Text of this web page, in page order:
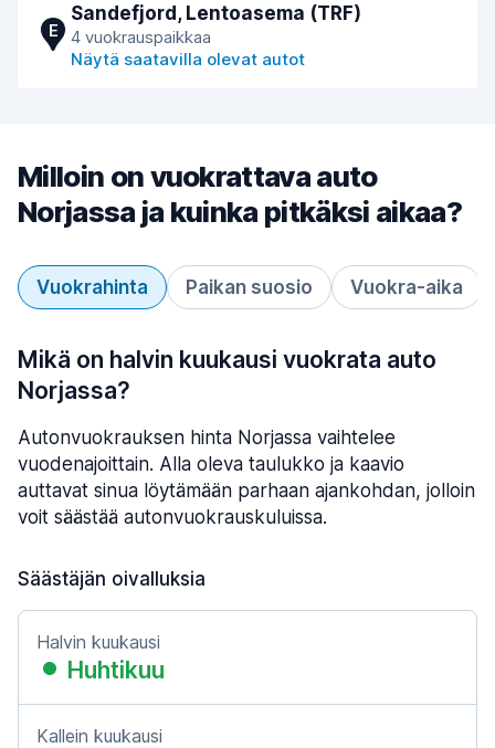
E
Sandefjord, Lentoasema (TRF)
4 vuokrauspaikkaa
Näytä saatavilla olevat autot
Milloin on vuokrattava auto
Norjassa ja kuinka pitkäksi aikaa?
Vuokrahinta Paikan suosio Vuokra-aika
Mikä on halvin kuukausi vuokrata auto
Norjassa?
Autonvuokrauksen hinta Norjassa vaihtelee
vuodenajoittain. Alla oleva taulukko ja kaavio
auttavat sinua löytämään parhaan ajankohdan, jolloin
voit säästää autonvuokrauskuluissa.
Säästäjän oivalluksia
Halvin kuukausi
Huhtikuu
Kallein kuukausi